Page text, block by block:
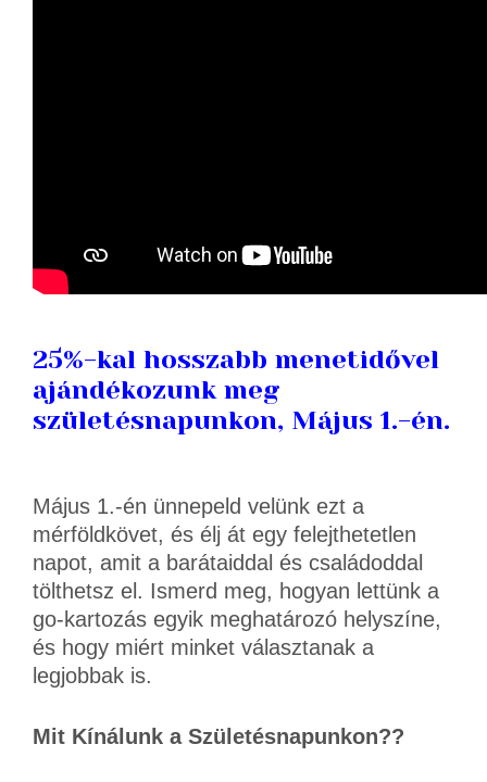
25%-kal hosszabb menetidővel
ajándékozunk meg
születésnapunkon, Május 1.-én.
Május 1.-én ünnepeld velünk ezt a
mérföldkövet, és élj át egy felejthetetlen
napot, amit a barátaiddal és családoddal
tölthetsz el. Ismerd meg, hogyan lettünk a
go-kartozás egyik meghatározó helyszíne,
és hogy miért minket választanak a
legjobbak is.
Mit Kínálunk a Születésnapunkon??